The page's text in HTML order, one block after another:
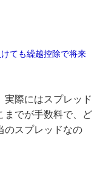
ても繰越控除で将来
際にはスプレッド
までが手数料で、ど
のスプレッドなの